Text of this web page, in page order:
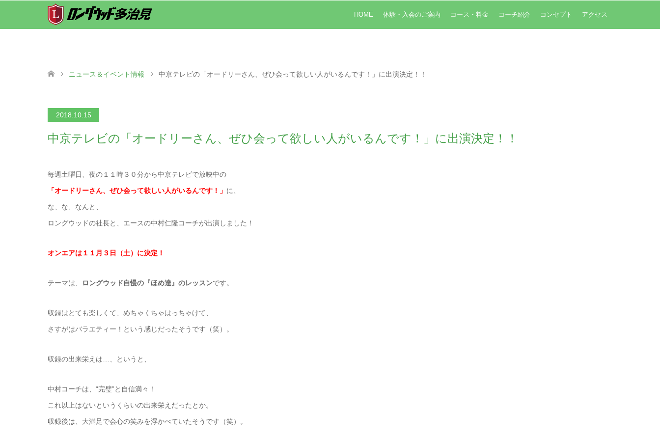
HOME 体験・入会のご案内 コース・料金 コーチ紹介 コンセプト アクセス
ニュース＆イベント情報 中京テレビの「オードリーさん、ぜひ会って欲しい人がいるんです！」に出演決定！！
2018.10.15
中京テレビの「オードリーさん、ぜひ会って欲しい人がいるんです！」に出演決定！！
毎週土曜日、夜の１１時３０分から中京テレビで放映中の
「オードリーさん、ぜひ会って欲しい人がいるんです！」 に、
な、な、なんと、
ロングウッドの社長と、エースの中村仁隆コーチが出演しました！
オンエアは１１月３日（土）に決定！
テーマは、 ロングウッド自慢の『ほめ達』のレッスンです。
収録はとても楽しくて、めちゃくちゃはっちゃけて、
さすがはバラエティー！という感じだったそうです（笑）。
収録の出来栄えは…、というと、
中村コーチは、“完璧”と自信満々！
これ以上はないというくらいの出来栄えだったとか。
収録後は、大満足で会心の笑みを浮かべていたそうです（笑）。